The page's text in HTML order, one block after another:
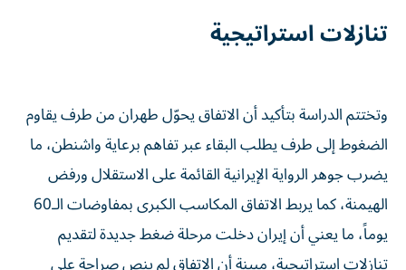
تنازلات استراتيجية
وتختتم الدراسة بتأكيد أن الاتفاق يحوّل طهران من طرف يقاوم
الضغوط إلى طرف يطلب البقاء عبر تفاهم برعاية واشنطن، ما
يضرب جوهر الرواية الإيرانية القائمة على الاستقلال ورفض
الهيمنة، كما يربط الاتفاق المكاسب الكبرى بمفاوضات الـ60
يوماً، ما يعني أن إيران دخلت مرحلة ضغط جديدة لتقديم